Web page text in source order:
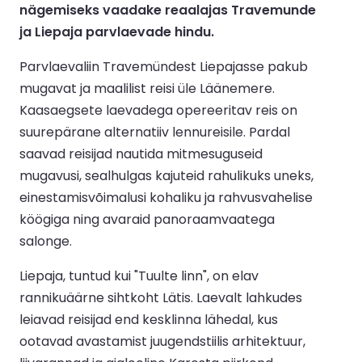
nägemiseks vaadake reaalajas Travemunde
ja Liepaja parvlaevade hindu.
Parvlaevaliin Travemündest Liepajasse pakub
mugavat ja maalilist reisi üle Läänemere.
Kaasaegsete laevadega opereeritav reis on
suurepärane alternatiiv lennureisile. Pardal
saavad reisijad nautida mitmesuguseid
mugavusi, sealhulgas kajuteid rahulikuks uneks,
einestamisvõimalusi kohaliku ja rahvusvahelise
köögiga ning avaraid panoraamvaatega
salonge.
Liepaja, tuntud kui "Tuulte linn", on elav
rannikuäärne sihtkoht Lätis. Laevalt lahkudes
leiavad reisijad end kesklinna lähedal, kus
ootavad avastamist juugendstiilis arhitektuur,